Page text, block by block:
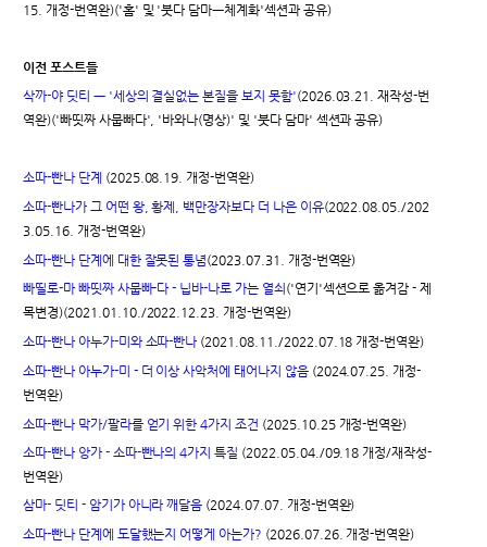
15. 개정-번역완)('홈' 및 '붓다 담마ㅡ체계화'섹션과 공유)
이전 포스트들
삭까-야 딧티 ㅡ '세상의 결실없는 본질을 보지 못함'(2026.03.21. 재작성-번
역완)('빠띳짜 사뭅빠다', '바와나(명상)' 및 '붓다 담마' 섹션과 공유)
소따-빤나 단계 (2025.08.19. 개정-번역완)
소따-빤나가 그 어떤 왕, 황제, 백만장자보다 더 나은 이유(2022.08.05./202
3.05.16. 개정-번역완)
소따-빤나 단계에 대한 잘못된 통념(2023.07.31. 개정-번역완)
빠띨로-마 빠띳짜 사뭅빠-다 - 닙바-나로 가는 열쇠 ('연기'섹션으로 옮겨감 - 제
목변경)(2021.01.10./2022.12.23. 개정-번역완)
소따-빤나 아누가-미와 소따-빤나 (2021.08.11./2022.07.18 개정-번역완)
소따-빤나 아누가-미 - 더 이상 사악처에 태어나지 않음(2024.07.25. 개정-
번역완)
소따-빤나 막가/팔라를 얻기 위한 4가지 조건 (2025.10.25 개정-번역완)
소따-빤나 앙가 - 소따-빤나의 4가지 특질 (2022.05.04./09.18 개정/재작성-
번역완)
삼마- 딧티 - 암기가 아니라 깨달음 (2024.07.07. 개정-번역완)
소따-빤나 단계에 도달했는지 어떻게 아는가? (2026.07.26. 개정-번역완)